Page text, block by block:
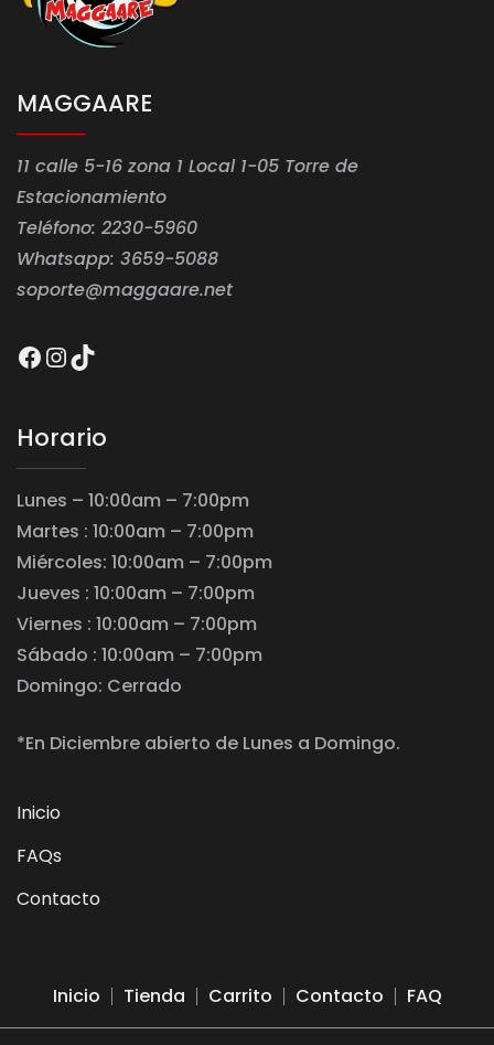
MAGGAARE
11 calle 5-16 zona 1 Local 1-05 Torre de
Estacionamiento
Teléfono: 2230-5960
Whatsapp: 3659-5088
soporte@maggaare.net
Facebook
Instagram
TikTok
Horario
Lunes – 10:00am – 7:00pm
Martes : 10:00am – 7:00pm
Miércoles: 10:00am – 7:00pm
Jueves : 10:00am – 7:00pm
Viernes : 10:00am – 7:00pm
Sábado : 10:00am – 7:00pm
Domingo: Cerrado
*En Diciembre abierto de Lunes a Domingo.
Inicio
FAQs
Contacto
Inicio Tienda Carrito Contacto FAQ